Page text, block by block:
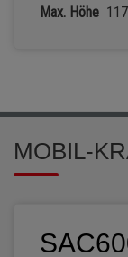
Max. Höhe
MOBIL-